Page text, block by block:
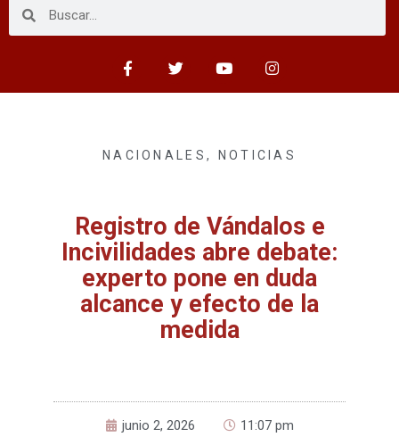
NACIONALES , NOTICIAS
Registro de Vándalos e
Incivilidades abre debate:
experto pone en duda
alcance y efecto de la
medida
junio 2, 2026 11:07 pm